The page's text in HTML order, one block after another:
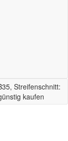
Streifenschnitt:
kaufen